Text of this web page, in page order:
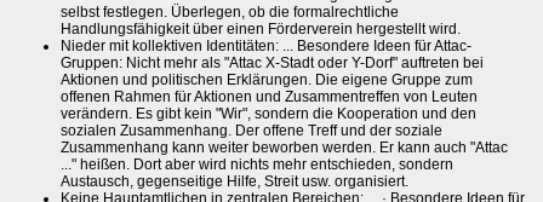
selbst festlegen. Überlegen, ob die formalrechtliche
Handlungsfähigkeit über einen Förderverein hergestellt wird.
Nieder mit kollektiven Identitäten: ... Besondere Ideen für Attac-
Gruppen: Nicht mehr als "Attac X-Stadt oder Y-Dorf" auftreten bei
Aktionen und politischen Erklärungen. Die eigene Gruppe zum
offenen Rahmen für Aktionen und Zusammentreffen von Leuten
verändern. Es gibt kein "Wir", sondern die Kooperation und den
sozialen Zusammenhang. Der offene Treff und der soziale
Zusammenhang kann weiter beworben werden. Er kann auch "Attac
..." heißen. Dort aber wird nichts mehr entschieden, sondern
Austausch, gegenseitige Hilfe, Streit usw. organisiert.